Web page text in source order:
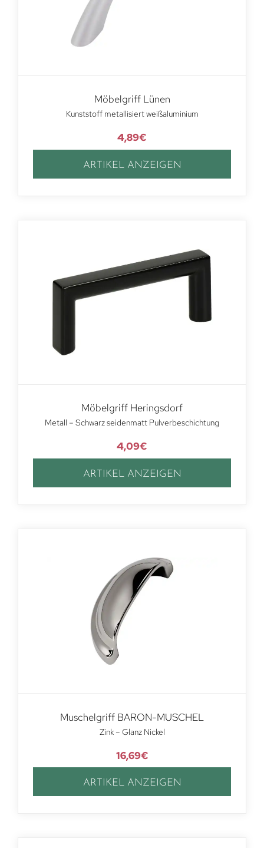
Möbelgriff Lünen
Kunststoff metallisiert weißaluminium
4,89€
ARTIKEL ANZEIGEN
Möbelgriff Heringsdorf
Metall – Schwarz seidenmatt Pulverbeschichtung
4,09€
ARTIKEL ANZEIGEN
Muschelgriff BARON-MUSCHEL
Zink – Glanz Nickel
16,69€
ARTIKEL ANZEIGEN